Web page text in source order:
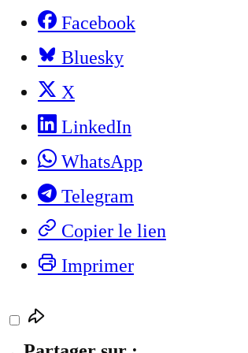
Facebook
Bluesky
X
LinkedIn
WhatsApp
Telegram
Copier le lien
Imprimer